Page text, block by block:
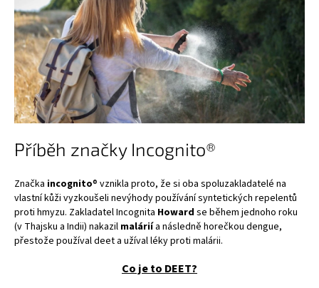
Příběh značky Incognito®
Značka incognito® vznikla proto, že si oba spoluzakladatelé na
vlastní kůži vyzkoušeli nevýhody používání syntetických repelentů
proti hmyzu. Zakladatel Incognita Howard se během jednoho roku
(v Thajsku a Indii) nakazil maláriía následně horečkou dengue,
přestože používal deet a užíval léky proti malárii.
Co je to DEET?